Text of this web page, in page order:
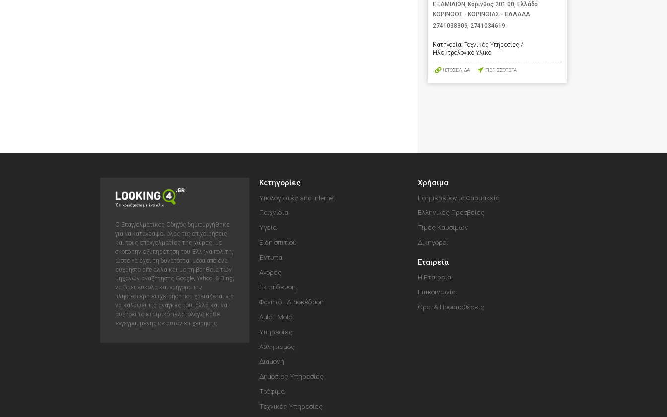
ΕΞΑΜΙΛΙΩΝ, Κόρινθος 201 00, Ελλάδα
ΚΟΡΙΝΘΟΣ - ΚΟΡΙΝΘΙΑΣ - ΕΛΛΑΔΑ
2741038309, 2741034619
Κατηγορία: Τεχνικές Υπηρεσίες /
Ηλεκτρολογικό Υλικό
ΙΣΤΟΣΕΛΙΔΑ ΠΕΡΙΣΣΟΤΕΡΑ
Ο Επαγγελματικός Οδηγός δημιουργήθηκε
για να καταγράψει όλες τις επιχειρήσεις
και τους επαγγελματίες της χώρας, με
σκοπό την εξυπηρέτηση του Έλληνα πολίτη,
ώστε να έχει τη δυνατόττα, μέσα από ένα
εύχρηστο site αλλά και με τη βοήθεια των
μηχανών αναζήτησης Google, Yahoo! & Bing,
να βρει έυκολα και γρήγορα την
πλησιέστερη επιχείρηση που χρειάζεται για
να καλύψει τις ανάγκες του, αλλά και να
αυξήσει το εταιρικό πελατολόγιο κάθε
εγγεγραμμένης σε αυτόν επιχείρησης.
Κατηγορίες
Υπολογιστές and Internet
Παιχνίδια
Υγεία
Είδη σπιτιού
Έντυπα
Αγορές
Εκπαίδευση
Φαγητό - Διασκέδαση
Auto - Moto
Υπηρεσίες
Αθλητισμός
Διαμονή
Δημόσιες Υπηρεσίες
Τρόφιμα
Τεχνικές Υπηρεσίες
Χρήσιμα
Εφημερεύοντα Φαρμακεία
Ελληνικές Πρεσβείες
Τιμές Καυσίμων
Δικηγόροι
Εταιρεία
Η Εταιρεία
Επικοινωνία
Όροι & Προϋποθέσεις